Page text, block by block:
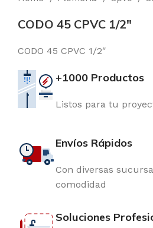
CODO 45 CPVC 1/2″
CODO 45 CPVC 1/2″
+1000 Productos
Listos para tu
Envíos Rápidos
Con diversas
comodidad
Soluciones